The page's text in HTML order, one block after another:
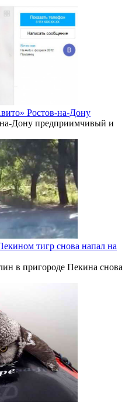
Ростов-на-Дону
Дону предприимчивый и
тигр снова напал на
в пригороде Пекина снова